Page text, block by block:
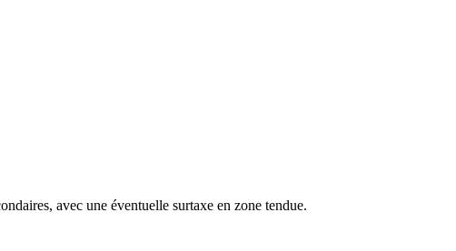
avec une éventuelle surtaxe en zone tendue.